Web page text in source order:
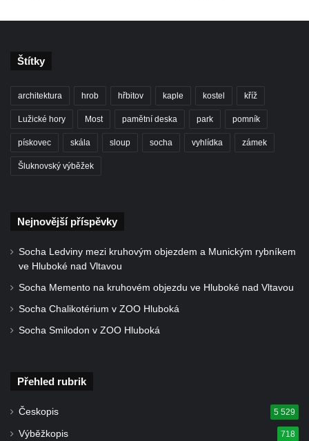
Pomník neznámého účelu v sadech Boženy
polikliniky v Nejdku
Socha svatého Salvátora před kostelem
svatých Petra a Pavla v Jeníkově
Socha svatého Petra před kostelem svatých
Petra a Pavla v Jeníkově
Socha svatého Jana Nepomuckého před
kostelem svatých Petra a Pavla v Jeníkově
Obrázek Ježíš jako Dobrý pastýř u studánky
Olžin pád
Štítky
architektura hrob hřbitov kaple kostel kříž
Lužické hory Most pamětní deska park pomník
pískovec skála sloup socha vyhlídka zámek
Šluknovský výběžek
Nejnovější příspěvky
Socha Ledviny mezi kruhovým objezdem a Munickým rybníkem
ve Hluboké nad Vltavou
Socha Memento na kruhovém objezdu ve Hluboké nad Vltavou
Socha Chalikotérium v ZOO Hluboká
Socha Smilodon v ZOO Hluboká
Přehled rubrik
Českopis 5 529
Výběžkopis 718